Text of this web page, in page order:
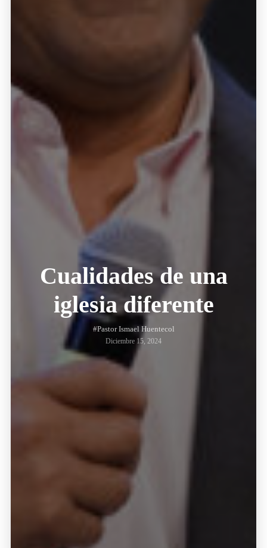
Cualidades de una
iglesia diferente
#Pastor Ismael Huentecol
Diciembre 15, 2024